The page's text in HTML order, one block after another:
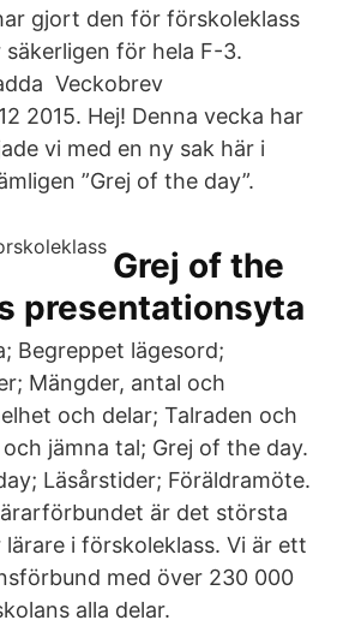
gjort den för förskoleklass
för hela F-3.
Veckobrev
2015. Hej! Denna vecka har
vi med en ny sak här i
”Grej of the day”.
Grej of the
presentationsyta
Begreppet lägesord;
Mängder, antal och
och delar; Talraden och
jämna tal; Grej of the day.
Läsårstider; Föräldramöte.
är det största
i förskoleklass. Vi är ett
med över 230 000
alla delar.